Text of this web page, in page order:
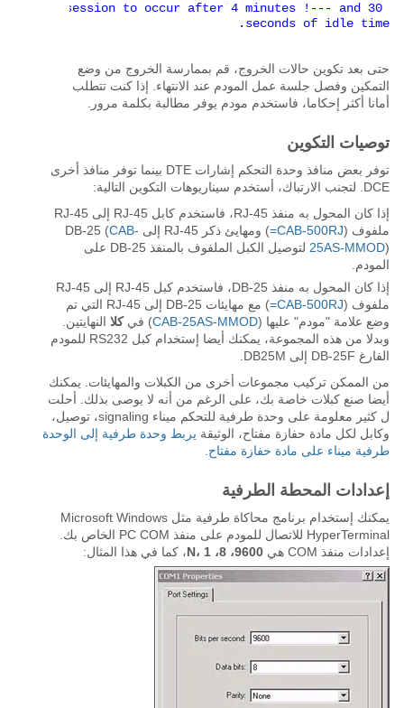
session to occur after 4 minutes !--- and 30
seconds of idle time.
حتى بعد تكوين حالات الخروج، قم بممارسة الخروج من وضع
التمكين وفصل جلسة عمل المودم عند الانتهاء. إذا كنت تتطلب
أمانا أكثر إحكاما، فاستخدم مودم يوفر مطالبة بكلمة مرور.
توصيات التكوين
توفر بعض منافذ وحدة التحكم إشارات DTE بينما توفر منافذ أخرى
DCE. لتجنب الارتباك، أستخدم سيناريوهات التكوين التالية:
إذا كان المحول به منفذ RJ-45، فاستخدم كابل RJ-45 إلى RJ-45
ملفوف (CAB-500RJ= ) ومهايئ ذكر RJ-45 إلى DB-25 (
CAB-
25AS-MMOD
) لتوصيل الكبل الملفوف بالمنفذ DB-25 على
المودم.
إذا كان المحول به منفذ DB-25، فاستخدم كبل RJ-45 إلى RJ-45
ملفوف (CAB-500RJ=
) مع مهايئات DB-25 إلى RJ-45 التي تم
وضع علامة "مودم" عليها (CAB-25AS-MMOD) فيكلا النهايتين.
وبدلا من هذه المجموعة، يمكنك أيضا إستخدام كبل RS232 للمودم
الفارغ DB-25F إلى DB25M.
من الممكن تركيب مجموعات أخرى من الكبلات والمهايئات. يمكنك
أيضا صنع كبلات خاصة بك، على الرغم من أنه لا يوصى بذلك. أحلت
ل كثير معلومة على وحدة طرفية للتحكم ميناء signaling، توصيل،
وكابل لكل مادة حفازة مفتاح، الوثيقة يربط وحدة طرفية إلى الوحدة
طرفية ميناء على مادة حفازة مفتاح
إعدادات المحطة الطرفية
يمكنك إستخدام برنامج محاكاة طرفية مثل Microsoft Windows
HyperTerminal للاتصال للمودم على منفذ PC COM الخاص بك.
إعدادات منفذ COM هي
9600، 8، N، 1 ، كما في هذا المثال: